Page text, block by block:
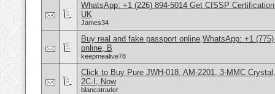
WhatsApp: +1 (226) 894-5014​ Get CISSP
UK
James34
Buy real and fake passport online,WhatsApp: +1
online, B
keepmealive78
Click to Buy Pure JWH-018, AM-2201, 3-MMC
2C-I, Now
blancatrader